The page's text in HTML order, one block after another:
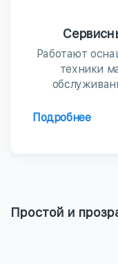
Работают
техники
Подробнее
Простой и